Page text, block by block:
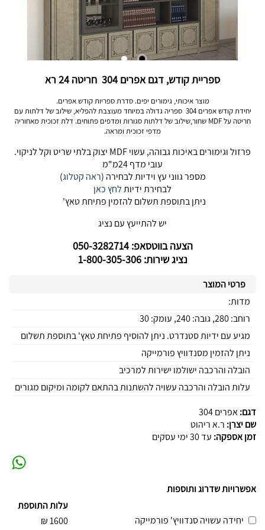
ספריית קודש, דגם אפרים 304 חריטה 24 רא
מוצר איכותי, גימורים יפים. סדרת ספריות קודש אפרים.
יחידת קודש אפרים 304 ספריה גדולה במיוחד מעוצבת להפליא, שילוב של דלתות עם
חריטה על MDF שחור,שילוב של דלתות סגורות ומדפים פתוחים. דלת זכוכית מאחוריה
מדפי זכוכית ומראה.
פרזול וגימורים באיכות גבוהה, עשוי MDF יצוק בלתי שריט וקל לניקוי.
עובי מדף 24מ"מ
מספר גווני עץ וידיות לבחירה (ראה קטלוג)
לבחירת ידיותלחץ כאן
ניתן בתוספת תשלום להזמין פתיחת טאץ'
יש להתייעץ עם נציג
הצעה בווטסאפ: 050-3282714
נציג שירות: 1-800-305-306
פרטי המוצר
מדות:
רוחב: 280, גובה: 240, עומק: 30
מגיע עם ידיות סטנדרט. ניתן להוסיף פתיחת טאץ' בתוספת תשלום
ניתן להזמין מסנדוויץ פורמייקה
הובלה והרכבה ישולמו ישירות למרכיב
עלות הובלה והרכבה עשויה להשתנות בהתאם לקומה ומיקום מגורים
דגם:אפרים 304
שם יצרן: ר.א ריהוט
זמן אספקה: עד 30 ימי עסקים
אפשרויות שדרוג ותוספות
עלות התוספת
יחידה עשויה סנדוויץ' פורמייקה
1600
₪